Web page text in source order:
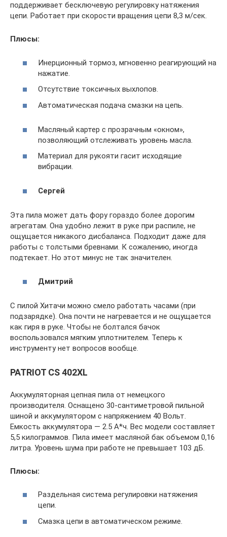
поддерживает бесключевую регулировку натяжения
цепи. Работает при скорости вращения цепи 8,3 м/сек.
Плюсы:
Инерционный тормоз, мгновенно реагирующий на
нажатие.
Отсутствие токсичных выхлопов.
Автоматическая подача смазки на цепь.
Масляный картер с прозрачным «окном»,
позволяющий отслеживать уровень масла.
Материал для рукояти гасит исходящие
вибрации.
Сергей
Эта пила может дать фору гораздо более дорогим
агрегатам. Она удобно лежит в руке при распиле, не
ощущается никакого дисбаланса. Подходит даже для
работы с толстыми бревнами. К сожалению, иногда
подтекает. Но этот минус не так значителен.
Дмитрий
С пилой Хитачи можно смело работать часами (при
подзарядке). Она почти не нагревается и не ощущается
как гиря в руке. Чтобы не болтался бачок
воспользовался мягким уплотнителем. Теперь к
инструменту нет вопросов вообще.
PATRIOT CS 402XL
Аккумуляторная цепная пила от немецкого
производителя. Оснащено 30-сантиметровой пильной
шиной и аккумулятором с напряжением 40 Вольт.
Емкость аккумулятора — 2.5 А*ч. Вес модели составляет
5,5 килограммов. Пила имеет масляной бак объемом 0,16
литра. Уровень шума при работе не превышает 103 дБ.
Плюсы:
Раздельная система регулировки натяжения
цепи.
Смазка цепи в автоматическом режиме.